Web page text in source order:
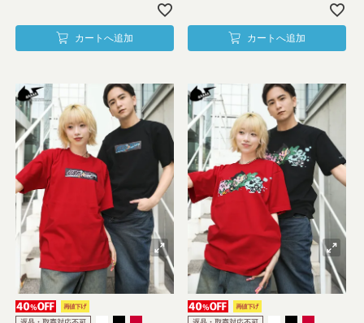
カートへ追加 カートへ追加